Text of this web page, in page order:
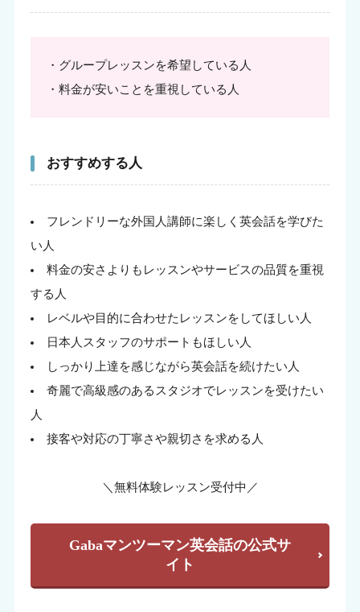
・グループレッスンを希望している人
・料金が安いことを重視している人
おすすめする人
フレンドリーな外国人講師に楽しく英会話を学びた
い人
料金の安さよりもレッスンやサービスの品質を重視
する人
レベルや目的に合わせたレッスンをしてほしい人
日本人スタッフのサポートもほしい人
しっかり上達を感じながら英会話を続けたい人
奇麗で高級感のあるスタジオでレッスンを受けたい
人
接客や対応の丁寧さや親切さを求める人
＼無料体験レッスン受付中／
Gabaマンツーマン英会話の公式サ
イト